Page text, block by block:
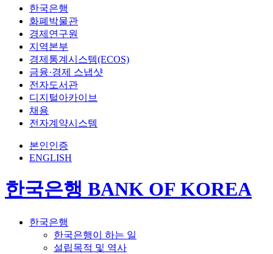
한국은행
화폐박물관
경제연구원
지역본부
경제통계시스템(ECOS)
금융·경제 스냅샷
전자도서관
디지털아카이브
채용
전자계약시스템
본인인증
ENGLISH
한국은행 BANK OF KOREA
한국은행
한국은행이 하는 일
설립목적 및 역사